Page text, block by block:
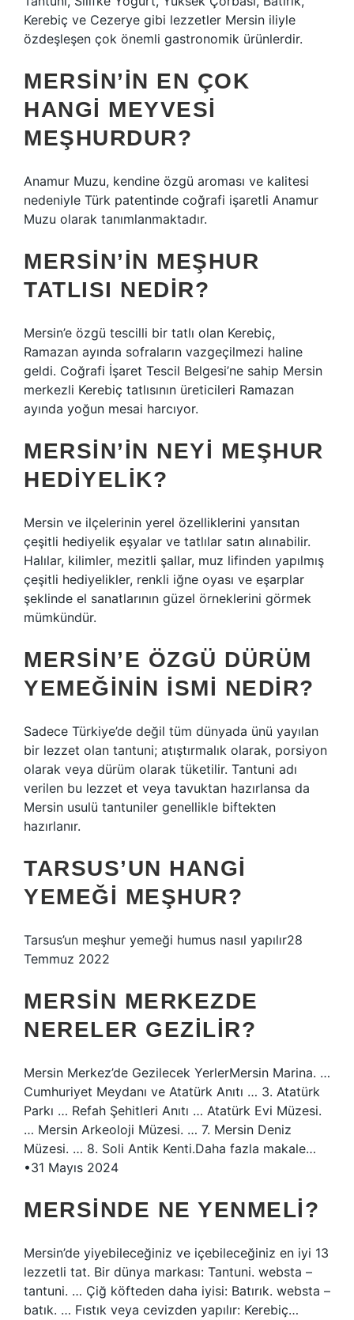
Kerebiç ve Cezerye gibi lezzetler Mersin iliyle
özdeşleşen çok önemli gastronomik ürünlerdir.
MERSIN’IN EN ÇOK
HANGI MEYVESI
MEŞHURDUR?
Anamur Muzu, kendine özgü aroması ve kalitesi
nedeniyle Türk patentinde coğrafi işaretli Anamur
Muzu olarak tanımlanmaktadır.
MERSIN’IN MEŞHUR
TATLISI NEDIR?
Mersin’e özgü tescilli bir tatlı olan Kerebiç,
Ramazan ayında sofraların vazgeçilmezi haline
geldi. Coğrafi İşaret Tescil Belgesi’ne sahip Mersin
merkezli Kerebiç tatlısının üreticileri Ramazan
ayında yoğun mesai harcıyor.
MERSIN’IN NEYI MEŞHUR
HEDIYELIK?
Mersin ve ilçelerinin yerel özelliklerini yansıtan
çeşitli hediyelik eşyalar ve tatlılar satın alınabilir.
Halılar, kilimler, mezitli şallar, muz lifinden yapılmış
çeşitli hediyelikler, renkli iğne oyası ve eşarplar
şeklinde el sanatlarının güzel örneklerini görmek
mümkündür.
MERSIN’E ÖZGÜ DÜRÜM
YEMEĞININ ISMI NEDIR?
Sadece Türkiye’de değil tüm dünyada ünü yayılan
bir lezzet olan tantuni; atıştırmalık olarak, porsiyon
olarak veya dürüm olarak tüketilir. Tantuni adı
verilen bu lezzet et veya tavuktan hazırlansa da
Mersin usulü tantuniler genellikle biftekten
hazırlanır.
TARSUS’UN HANGI
YEMEĞI MEŞHUR?
Tarsus’un meşhur yemeği humus nasıl yapılır28
Temmuz 2022
MERSIN MERKEZDE
NERELER GEZILIR?
Mersin Merkez’de Gezilecek YerlerMersin Marina. …
Cumhuriyet Meydanı ve Atatürk Anıtı … 3. Atatürk
Parkı … Refah Şehitleri Anıtı … Atatürk Evi Müzesi.
… Mersin Arkeoloji Müzesi. … 7. Mersin Deniz
Müzesi. … 8. Soli Antik Kenti.Daha fazla makale…
•31 Mayıs 2024
MERSINDE NE YENMELI?
Mersin’de yiyebileceğiniz ve içebileceğiniz en iyi 13
lezzetli tat. Bir dünya markası: Tantuni. websta –
tantuni. … Çiğ köfteden daha iyisi: Batırık. websta –
batık. … Fıstık veya cevizden yapılır: Kerebiç…